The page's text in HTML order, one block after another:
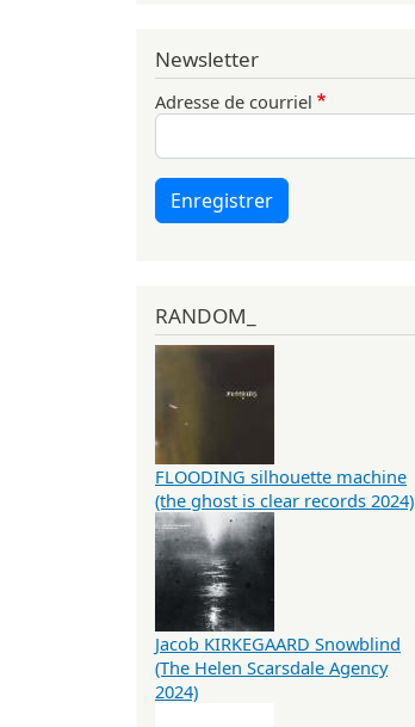
Newsletter
Adresse de courriel
Enregistrer
RANDOM_
FLOODING silhouette machine
(the ghost is clear records 2024)
Jacob KIRKEGAARD Snowblind
(The Helen Scarsdale Agency
2024)